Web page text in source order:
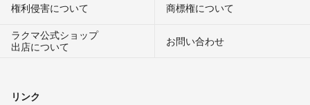
権利侵害について
商標権について
ラクマ公式ショップ
出店について
お問い合わせ
リンク